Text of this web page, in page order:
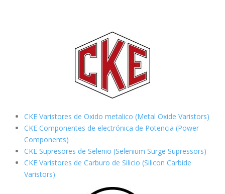
CKE Varistores de Oxido metalico (Metal Oxide Varistors)
CKE Componentes de electrónica de Potencia (Power
Components)
CKE Supresores de Selenio (Selenium Surge Supressors)
CKE Varistores de Carburo de Silicio (Silicon Carbide
Varistors)